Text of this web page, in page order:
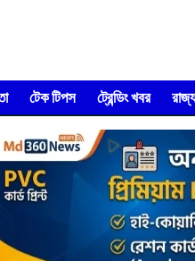
টেক টিপস ট্রেন্ডিং খবর